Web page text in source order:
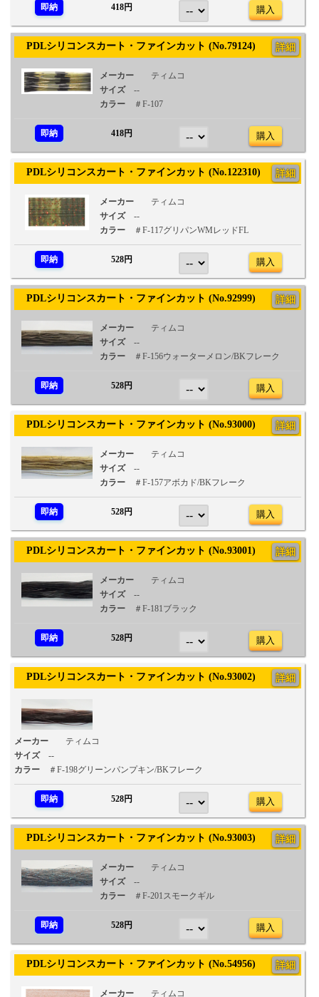
即納 418円 購入
PDLシリコンスカート・ファインカット (No.79124) 詳細
メーカー
ティムコ
サイズ
--
カラー
＃F-107
即納 418円 購入
PDLシリコンスカート・ファインカット (No.122310) 詳細
メーカー
ティムコ
サイズ
--
カラー
＃F-117グリパンWMレッドFL
即納 528円 購入
PDLシリコンスカート・ファインカット (No.92999) 詳細
メーカー
ティムコ
サイズ
--
カラー
＃F-156ウォーターメロン/BKフレーク
即納 528円 購入
PDLシリコンスカート・ファインカット (No.93000) 詳細
メーカー
ティムコ
サイズ
--
カラー
＃F-157アボカド/BKフレーク
即納 528円 購入
PDLシリコンスカート・ファインカット (No.93001) 詳細
メーカー
ティムコ
サイズ
--
カラー
＃F-181ブラック
即納 528円 購入
PDLシリコンスカート・ファインカット (No.93002) 詳細
メーカー
ティムコ
サイズ
--
カラー
＃F-198グリーンパンプキン/BKフレーク
即納 528円 購入
PDLシリコンスカート・ファインカット (No.93003) 詳細
メーカー
ティムコ
サイズ
--
カラー
＃F-201スモークギル
即納 528円 購入
PDLシリコンスカート・ファインカット (No.54956) 詳細
メーカー ティムコ